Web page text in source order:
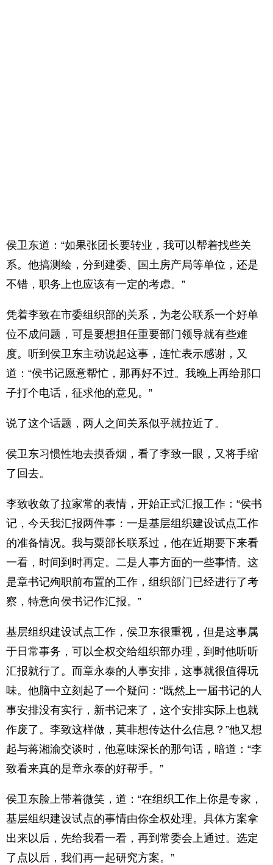
侯卫东道：“如果张团长要转业，我可以帮着找些关
系。他搞测绘，分到建委、国土房产局等单位，还是
不错，职务上也应该有一定的考虑。”
凭着李致在市委组织部的关系，为老公联系一个好单
位不成问题，可是要想担任重要部门领导就有些难
度。听到侯卫东主动说起这事，连忙表示感谢，又
道：“侯书记愿意帮忙，那再好不过。我晚上再给那口
子打个电话，征求他的意见。”
说了这个话题，两人之间关系似乎就拉近了。
侯卫东习惯性地去摸香烟，看了李致一眼，又将手缩
了回去。
李致收敛了拉家常的表情，开始正式汇报工作：“侯书
记，今天我汇报两件事：一是基层组织建设试点工作
的准备情况。我与粟部长联系过，他在近期要下来看
一看，时间到时再定。二是人事方面的一些事情。这
是章书记殉职前布置的工作，组织部门已经进行了考
察，特意向侯书记作汇报。”
基层组织建设试点工作，侯卫东很重视，但是这事属
于日常事务，可以全权交给组织部办理，到时他听听
汇报就行了。而章永泰的人事安排，这事就很值得玩
味。他脑中立刻起了一个疑问：“既然上一届书记的人
事安排没有实行，新书记来了，这个安排实际上也就
作废了。李致这样做，莫非想传达什么信息？”他又想
起与蒋湘渝交谈时，他意味深长的那句话，暗道：“李
致看来真的是章永泰的好帮手。”
侯卫东脸上带着微笑，道：“在组织工作上你是专家，
基层组织建设试点的事情由你全权处理。具体方案拿
出来以后，先给我看一看，再到常委会上通过。选定
了点以后，我们再一起研究方案。”